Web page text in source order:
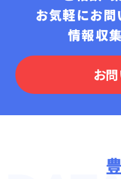
お気軽にお問
情報収
お